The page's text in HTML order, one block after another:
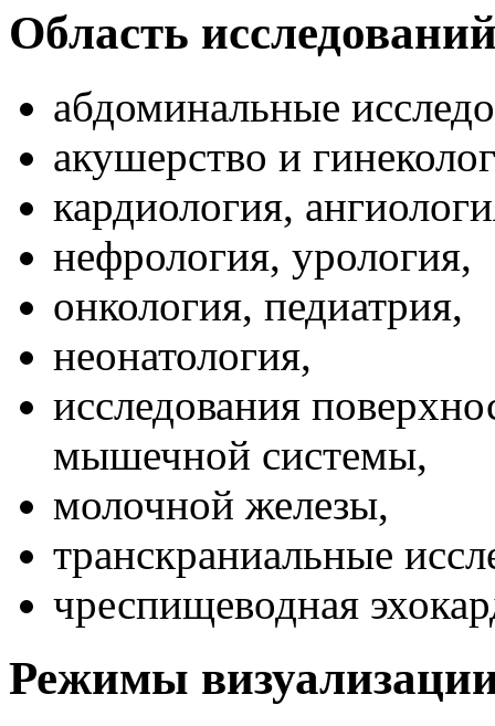
Область
абдоминальные
акушерство и
кардиология,
нефрология, урология,
онкология, педиатрия,
неонатология,
исследования
мышечной системы,
молочной железы,
транскраниальные
чреспищеводная
Режимы